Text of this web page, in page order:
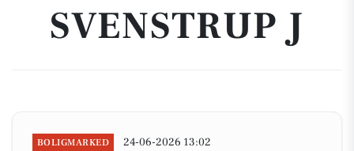
SVENSTRUP J
BOLIGMARKED 24-06-2026 13:02